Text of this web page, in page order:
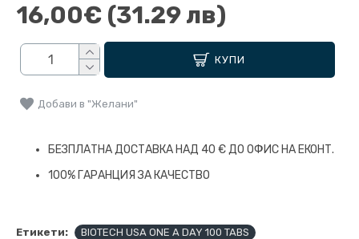
16,00€ (31.29 лв)
КУПИ
Добави в "Желани"
БЕЗПЛАТНА ДОСТАВКА НАД 40 € ДО ОФИС НА ЕКОНТ.
100% ГАРАНЦИЯ ЗА КАЧЕСТВО
Етикети: BIOTECH USA ONE A DAY 100 TABS